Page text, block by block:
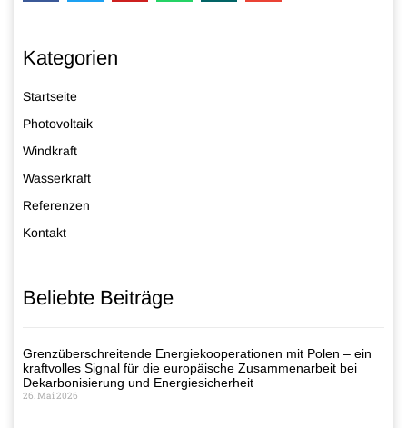
Kategorien
Startseite
Photovoltaik
Windkraft
Wasserkraft
Referenzen
Kontakt
Beliebte Beiträge
Grenzüberschreitende Energiekooperationen mit Polen – ein
kraftvolles Signal für die europäische Zusammenarbeit bei
Dekarbonisierung und Energiesicherheit
26. Mai 2026